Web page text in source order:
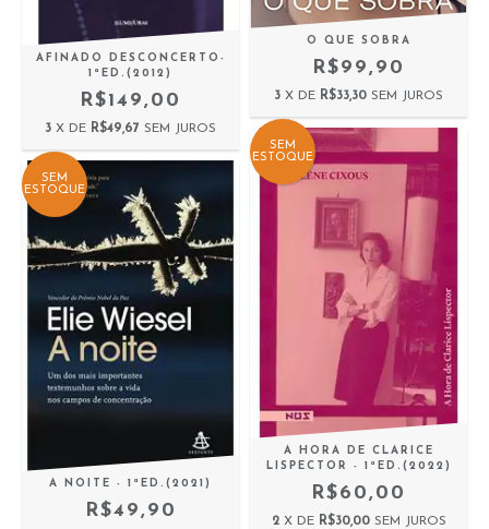
AFINADO DESCONCERTO-
1ªED.(2012)
R$149,00
3 X DE R$49,67 SEM JUROS
O QUE SOBRA
R$99,90
3 X DE R$33,30 SEM JUROS
SEM
ESTOQUE
A NOITE - 1ªED.(2021)
R$49,90
SEM
ESTOQUE
A HORA DE CLARICE
LISPECTOR - 1ªED.(2022)
R$60,00
2 X DE R$30,00 SEM JUROS